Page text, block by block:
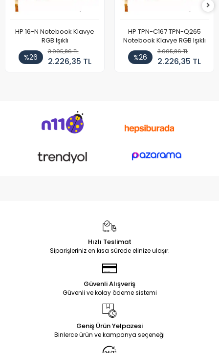
HP 16-N Notebook Klavye
RGB Işıklı
%26
3.005,86 TL
2.226,35 TL
HP TPN-C167 TPN-Q265
Notebook Klavye RGB Işıklı
%26
3.005,86 TL
2.226,35 TL
Hızlı Teslimat
Siparişleriniz en kısa sürede elinize ulaşır.
Güvenli Alışveriş
Güvenli ve kolay ödeme sistemi
Geniş Ürün Yelpazesi
Binlerce ürün ve kampanya seçeneği